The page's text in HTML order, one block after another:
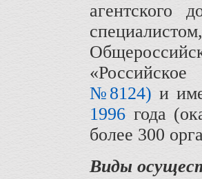
агентского
№8124) и
1996 года
более 300
Виды